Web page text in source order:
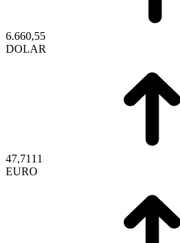
6.660,55
DOLAR
47,7111
EURO